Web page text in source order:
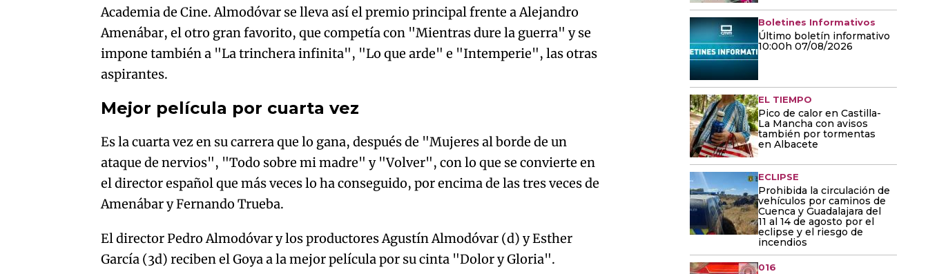
Academia de Cine. Almodóvar se lleva así el premio principal frente a Alejandro
Amenábar, el otro gran favorito, que competía con "Mientras dure la guerra" y se
impone también a "La trinchera infinita", "Lo que arde" e "Intemperie", las otras
aspirantes.
Mejor película por cuarta vez
Es la cuarta vez en su carrera que lo gana, después de "Mujeres al borde de un
ataque de nervios", "Todo sobre mi madre" y "Volver", con lo que se convierte en
el director español que más veces lo ha conseguido, por encima de las tres veces de
Amenábar y Fernando Trueba.
El director Pedro Almodóvar y los productores Agustín Almodóvar (d) y Esther
García (3d) reciben el Goya a la mejor película por su cinta "Dolor y Gloria".
Boletines Informativos
Último boletín informativo
10:00h 07/08/2026
EL TIEMPO
Pico de calor en Castilla-
La Mancha con avisos
también por tormentas
en Albacete
ECLIPSE
Prohibida la circulación de
vehículos por caminos de
Cuenca y Guadalajara del
11 al 14 de agosto por el
eclipse y el riesgo de
incendios
016